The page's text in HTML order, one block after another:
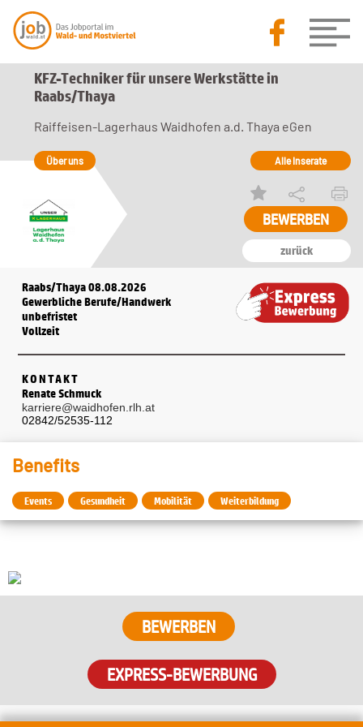
KFZ-Techniker für unsere Werkstätte in
Raabs/Thaya
zurück
Raiffeisen-Lagerhaus Waidhofen a.d. Thaya eGen
Über uns Alle Inserate
BEWERBEN
Raabs/Thaya 08.08.2026
Gewerbliche Berufe/Handwerk
unbefristet
Vollzeit
KONTAKT
Renate Schmuck
karriere@waidhofen.rlh.at
02842/52535-112
Benefits
Events Gesundheit Mobilität Weiterbildung
BEWERBEN
EXPRESS-BEWERBUNG